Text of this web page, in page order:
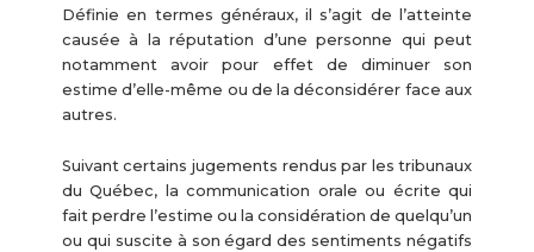
Définie en termes généraux, il s’agit de l’atteinte
causée à la réputation d’une personne qui peut
notamment avoir pour effet de diminuer son
estime d’elle-même ou de la déconsidérer face aux
autres.
Suivant certains jugements rendus par les tribunaux
du Québec, la communication orale ou écrite qui
fait perdre l’estime ou la considération de quelqu’un
ou qui suscite à son égard des sentiments négatifs